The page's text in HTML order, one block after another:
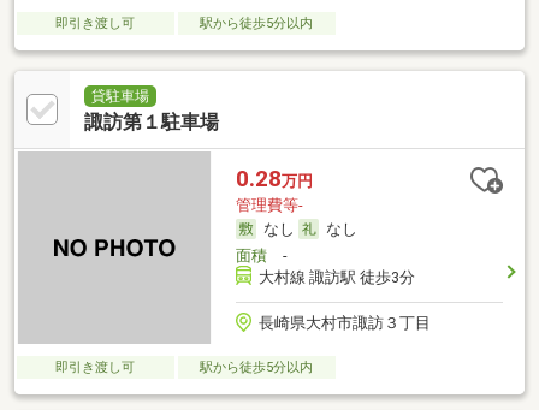
即引き渡し可 駅から徒歩5分以内
貸駐車場
諏訪第１駐車場
0.28万円
管理費等-
なし
なし
面積-
大村線 諏訪駅 徒歩3分
長崎県大村市諏訪３丁目
即引き渡し可 駅から徒歩5分以内